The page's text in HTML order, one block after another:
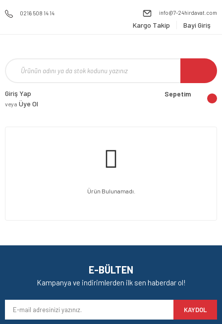
0216 508 14 14 info@7-24hirdavat.com
Kargo Takip Bayi Giriş
Giriş Yap
veya Üye Ol
Sepetim
Ürün Bulunamadı.
E-BÜLTEN
Kampanya ve indirimlerden ilk sen haberdar ol!
KAYDOL